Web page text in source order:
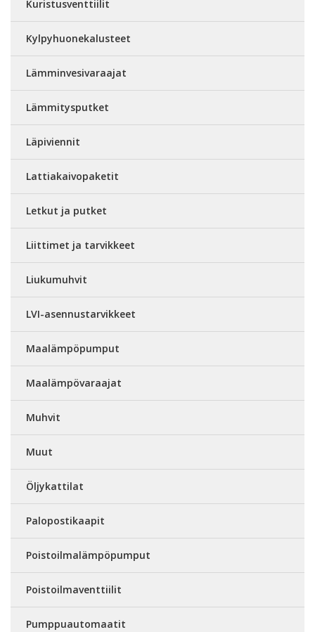
Kuristusventtiilit
Kylpyhuonekalusteet
Lämminvesivaraajat
Lämmitysputket
Läpiviennit
Lattiakaivopaketit
Letkut ja putket
Liittimet ja tarvikkeet
Liukumuhvit
LVI-asennustarvikkeet
Maalämpöpumput
Maalämpövaraajat
Muhvit
Muut
Öljykattilat
Palopostikaapit
Poistoilmalämpöpumput
Poistoilmaventtiilit
Pumppuautomaatit